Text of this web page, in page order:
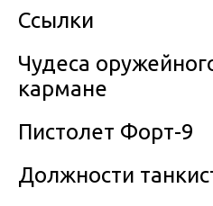
Ссылки
Чудеса
кармане
Пистолет Форт-9
Должности